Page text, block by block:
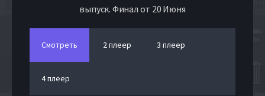
выпуск. Финал от 20 Июня
Смотреть 2 плеер 3 плеер
4 плеер